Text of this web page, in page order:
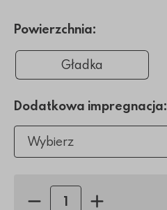
Powierzchnia:
Gładka
Dodatkowa impregnacja:
Wybierz
Ilość sztuk: